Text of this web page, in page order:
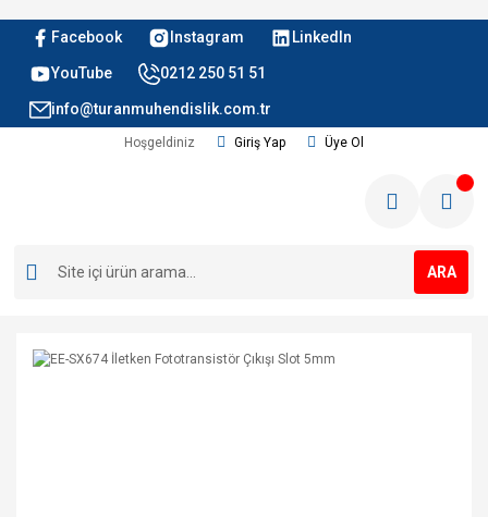
Facebook Instagram LinkedIn
YouTube 0212 250 51 51
info@turanmuhendislik.com.tr
Hoşgeldiniz Giriş Yap Üye Ol
ARA